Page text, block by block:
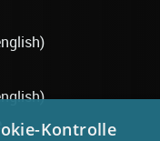
Kontrolle